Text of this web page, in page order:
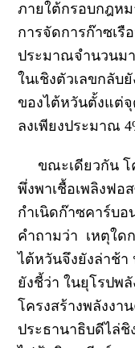
ภายใต้กรอบกฎห
การจัดการก๊าซเรื
ประมาณจำนวนม
ในเชิงตัวเลขกลับยั
ของไต้หวันตั้งแต่จุ
ลงเพียงประมาณ
ขณะเดียวกัน โค
พึ่งพาเชื้อเพลิงฟอ
กำเนิดก๊าซคาร์บอ
คำถามว่า เหตุใด
ไต้หวันจึงยังล่าช้า
ยังชี้ว่า ในยุโรปพ
โครงสร้างพลังงา
ประธานาธิบดีไล่ชิ